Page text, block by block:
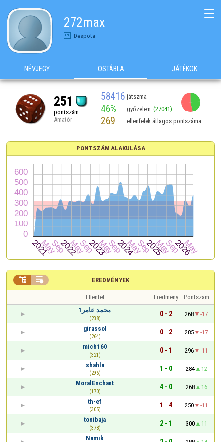
272max
Despota
☰
NÉVJEGY OSTÁBLA JÁTÉKOK
251
pontszám
Amatőr
58416 játszma
46% győzelem (27041)
269 ellenfelek átlagos pontszáma
PONTSZÁM ALAKULÁSA
EREDMÉNYEK
 
Ellenfél Eredmény
Pontszám
محمد عامر1
(238)
0 - 2 268
-17
girassol
(264)
0 - 2 285
-17
mich160
(321)
0 - 1 296
-11
shahla
(296)
1 - 0 284
12
MoralEnchant
(170)
4 - 0 268
16
th-ef
(305)
1 - 4 250
-11
tonibaja
(378)
2 - 1 300
11
Namık